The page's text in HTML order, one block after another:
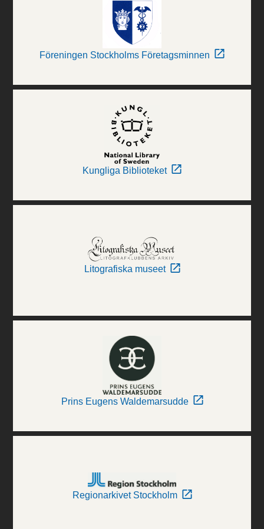
Föreningen Stockholms Företagsminnen
Kungliga Biblioteket
Litografiska museet
Prins Eugens Waldemarsudde
Regionarkivet Stockholm